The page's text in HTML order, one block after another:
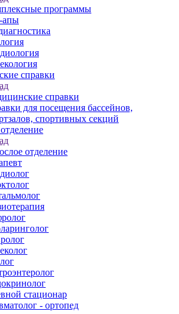
программы
апы
справки
справки
для посещения бассейнов,
спортивных секций
отделение
стационар
- ортопед